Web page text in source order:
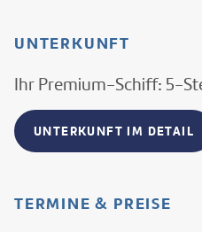
UNTERKUNFT
Ihr Premium-Schiff: 5-
UNTERKUNFT IM DETAIL
TERMINE & PREISE